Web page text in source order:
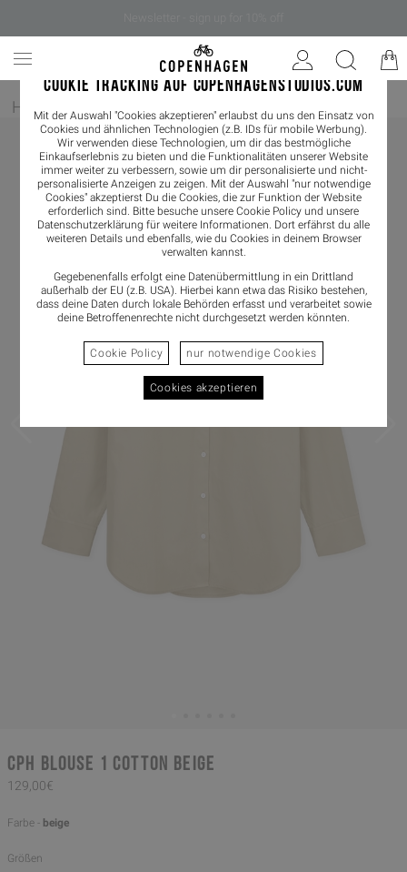
COOKIE TRACKING AUF COPENHAGENSTUDIOS.COM
Mit der Auswahl "Cookies akzeptieren" erlaubst du uns den Einsatz von
Cookies und ähnlichen Technologien (z.B. IDs für mobile Werbung).
Wir verwenden diese Technologien, um dir das bestmögliche
Einkaufserlebnis zu bieten und die Funktionalitäten unserer Website
immer weiter zu verbessern, sowie um dir personalisierte und nicht-
personalisierte Anzeigen zu zeigen. Mit der Auswahl "nur notwendige
Cookies" akzeptierst Du die Cookies, die zur Funktion der Website
erforderlich sind. Bitte besuche unsere Cookie Policy und unsere
Datenschutzerklärung für weitere Informationen. Dort erfährst du alle
weiteren Details und ebenfalls, wie du Cookies in deinem Browser
verwalten kannst.
Gegebenenfalls erfolgt eine Datenübermittlung in ein Drittland
außerhalb der EU (z.B. USA). Hierbei kann etwa das Risiko bestehen,
dass deine Daten durch lokale Behörden erfasst und verarbeitet sowie
deine Betroffenenrechte nicht durchgesetzt werden könnten.
Cookie Policy nur notwendige Cookies
Cookies akzeptieren
Home / Bekleidung Shirts & Blouses Blouses
CPH BLOUSE 1 cotton beige
129,00€
Farbe - beige
Größen